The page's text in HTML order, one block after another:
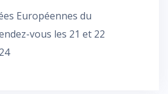
Européennes du
vous les 21 et 22